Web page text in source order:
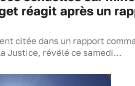
réagit après un
citée dans un rapport
Justice, révélé ce samedi…